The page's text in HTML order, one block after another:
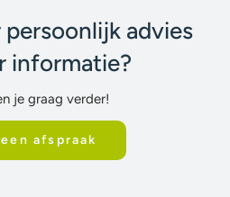
persoonlijk advies
informatie?
je graag verder!
afspraak